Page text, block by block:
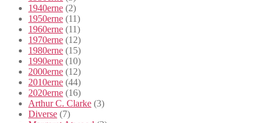
1940erne (2)
1950erne (11)
1960erne (11)
1970erne (12)
1980erne (15)
1990erne (10)
2000erne (12)
2010erne (44)
2020erne (16)
Arthur C. Clarke (3)
Diverse (7)